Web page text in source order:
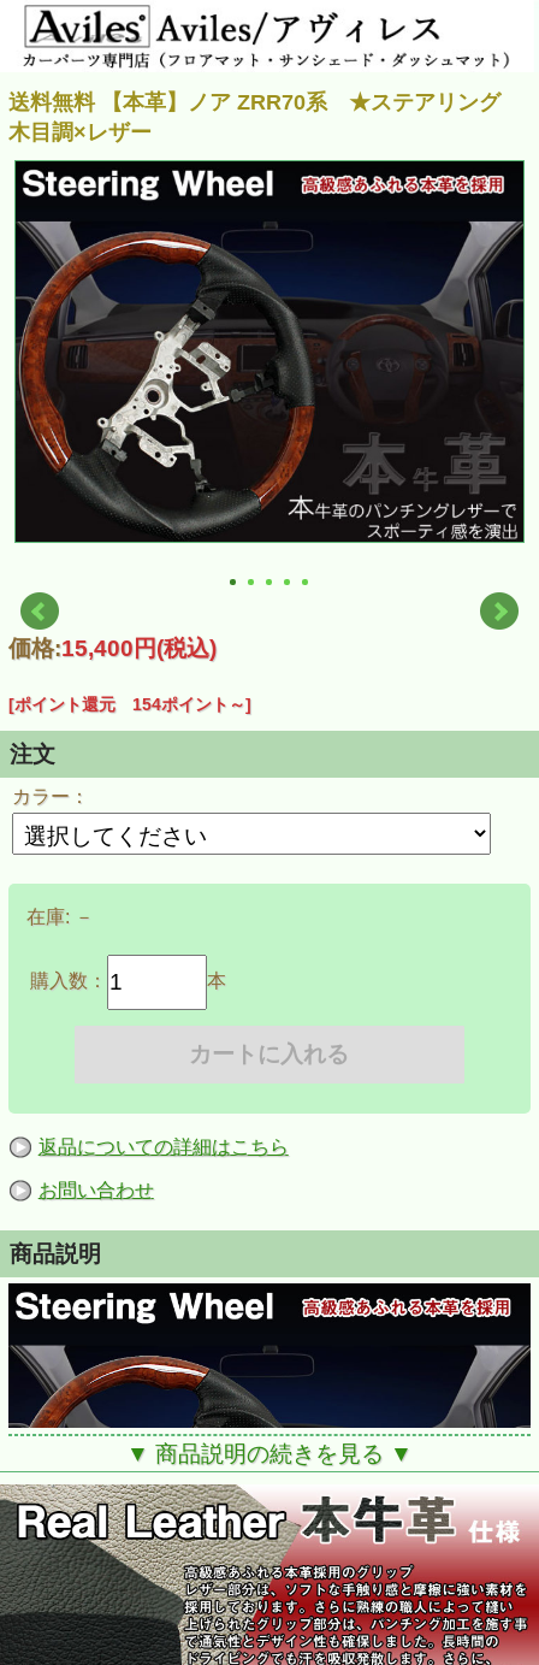
送料無料 【本革】ノア ZRR70系 ★ステアリング
木目調×レザー
価格:15,400円(税込)
[ポイント還元 154ポイント～]
注文
カラー：
在庫: －
購入数： 本
返品についての詳細はこちら
お問い合わせ
商品説明
▼ 商品説明の続きを見る ▼